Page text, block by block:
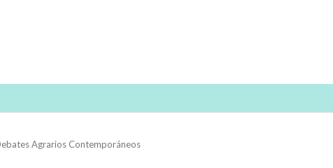
Agrarios Contemporáneos